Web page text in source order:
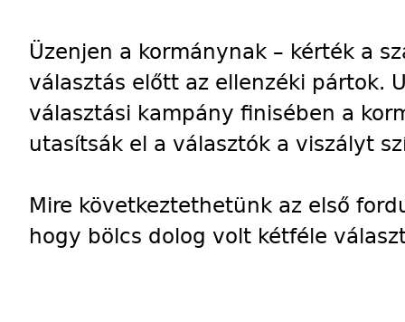
Üzenjen a kormánynak – kérték a
választás előtt az ellenzéki pártok.
választási kampány finisében a
utasítsák el a választók a viszályt
Mire következtethetünk az első
hogy bölcs dolog volt kétféle